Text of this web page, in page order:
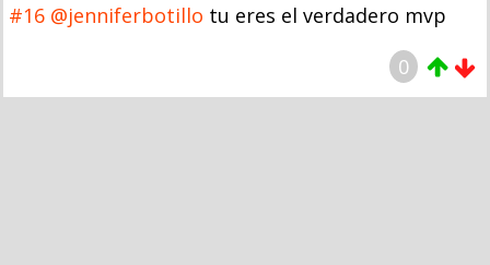
#16 @jenniferbotillo tu eres el verdadero mvp
0